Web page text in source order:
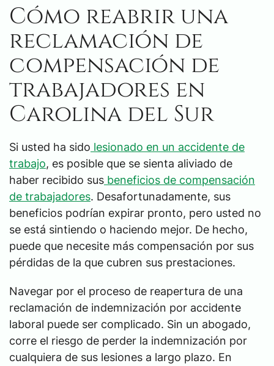
Cómo reabrir una
reclamación de
compensación de
trabajadores en
Carolina del Sur
Si usted ha sido lesionado en un accidente de
trabajo, es posible que se sienta aliviado de
haber recibido sus beneficios de compensación
de trabajadores. Desafortunadamente, sus
beneficios podrían expirar pronto, pero usted no
se está sintiendo o haciendo mejor. De hecho,
puede que necesite más compensación por sus
pérdidas de la que cubren sus prestaciones.
Navegar por el proceso de reapertura de una
reclamación de indemnización por accidente
laboral puede ser complicado. Sin un abogado,
corre el riesgo de perder la indemnización por
cualquiera de sus lesiones a largo plazo. En